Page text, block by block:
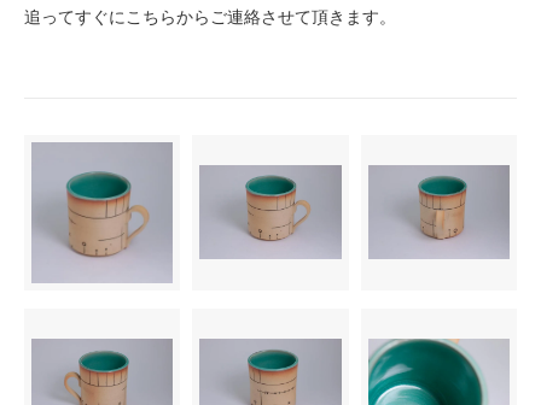
追ってすぐにこちらからご連絡させて頂きます。